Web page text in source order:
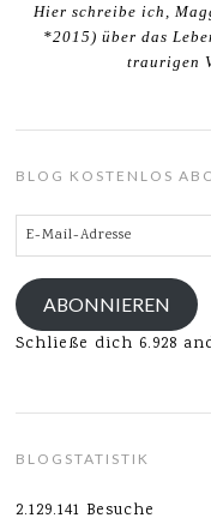
Hier schreibe ich,
*2015) über das
traurigen
BLOG KOSTENLOS
E-
Mail-
Adresse
ABONNIEREN
Schließe dich 6.928
BLOGSTATISTIK
2.129.141 Besuche